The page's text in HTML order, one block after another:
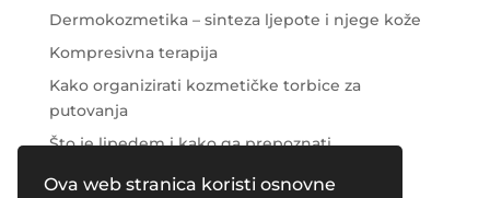
Ova web stranica koristi osnovne
Dermokozmetika – sinteza ljepote i njege kože
Kompresivna terapija
Kako organizirati kozmetičke torbice za
putovanja
Što je lipedem i kako ga prepoznati
Njega područja oko očiju